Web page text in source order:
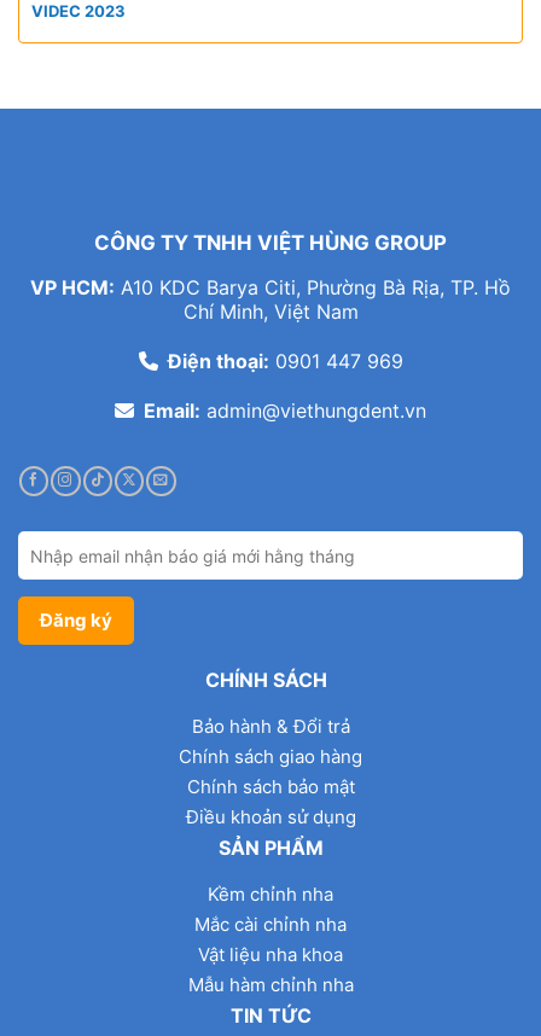
VIDEC 2023
CÔNG TY TNHH VIỆT HÙNG GROUP
VP HCM: A10 KDC Barya Citi, Phường Bà Rịa, TP. Hồ
Chí Minh, Việt Nam
Điện thoại: 0901 447 969
Email: admin@viethungdent.vn
CHÍNH SÁCH
Bảo hành & Đổi trả
Chính sách giao hàng
Chính sách bảo mật
Điều khoản sử dụng
SẢN PHẨM
Kềm chỉnh nha
Mắc cài chỉnh nha
Vật liệu nha khoa
Mẫu hàm chỉnh nha
TIN TỨC